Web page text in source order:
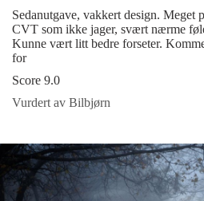
Sedanutgave, vakkert design. Meget
CVT som ikke jager, svært nærme
Kunne vært litt bedre forseter.
for
Score 9.0
Vurdert av Bilbjørn